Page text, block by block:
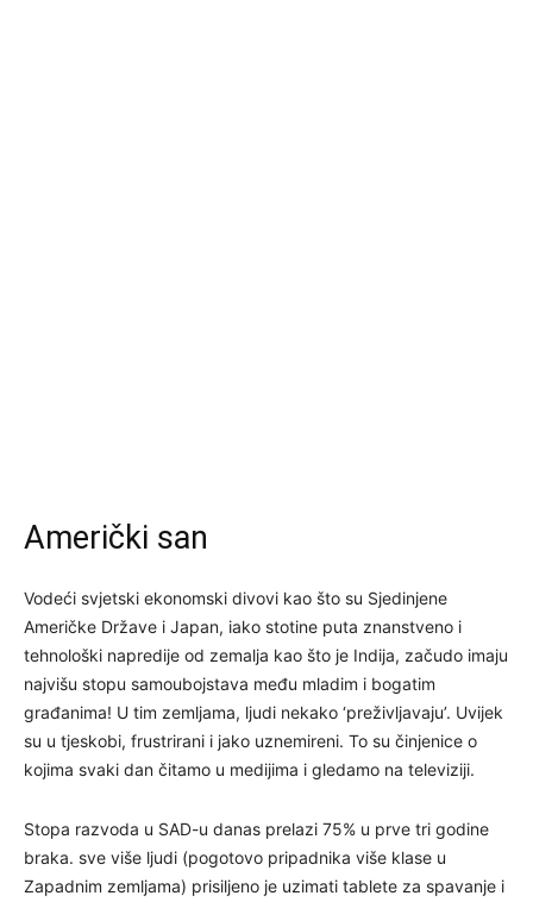
Američki san
Vodeći svjetski ekonomski divovi kao što su Sjedinjene
Američke Države i Japan, iako stotine puta znanstveno i
tehnološki napredije od zemalja kao što je Indija, začudo imaju
najvišu stopu samoubojstava među mladim i bogatim
građanima! U tim zemljama, ljudi nekako ‘preživljavaju’. Uvijek
su u tjeskobi, frustrirani i jako uznemireni. To su činjenice o
kojima svaki dan čitamo u medijima i gledamo na televiziji.
Stopa razvoda u SAD-u danas prelazi 75% u prve tri godine
braka. sve više ljudi (pogotovo pripadnika više klase u
Zapadnim zemljama) prisiljeno je uzimati tablete za spavanje i